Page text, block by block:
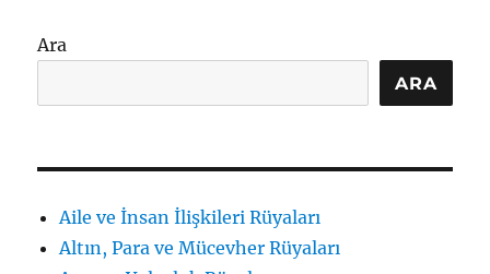
için
Ara
ARA
Aile ve İnsan İlişkileri Rüyaları
Altın, Para ve Mücevher Rüyaları